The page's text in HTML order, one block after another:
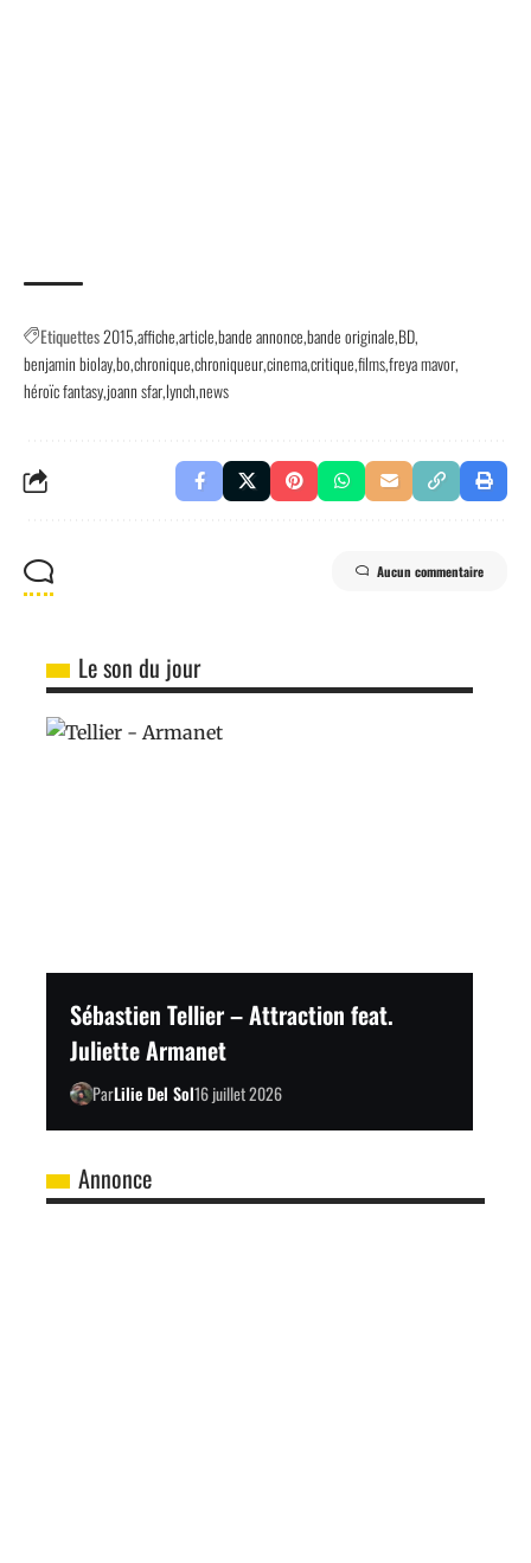
Etiquettes2015affichearticlebande annoncebande originale BD
benjamin biolaybochroniquechroniqueurcinemacritiquefilmsfreya mavor
héroïc fantasyjoann sfarlynchnews
Aucun commentaire
Le son du jour
Sébastien Tellier – Attraction feat.
Juliette Armanet
ParLilie Del Sol16 juillet 2026
Annonce